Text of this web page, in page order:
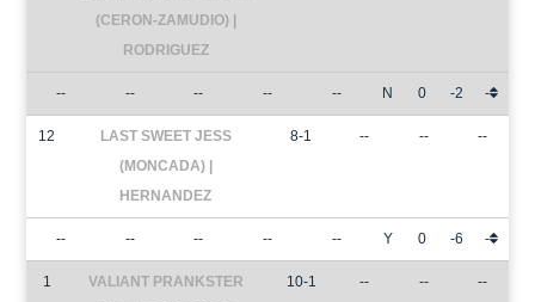
(CERON-ZAMUDIO) |
RODRIGUEZ
-- -- -- -- -- N 0 -2 -
12
LAST SWEET JESS
(MONCADA) |
HERNANDEZ
8-1 -- -- --
-- -- -- -- -- Y 0 -6 -
1
VALIANT PRANKSTER
10-1 -- -- --